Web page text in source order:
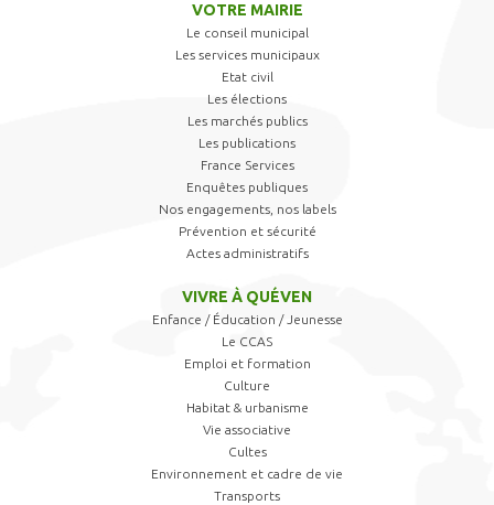
VOTRE MAIRIE
Le conseil municipal
Les services municipaux
Etat civil
Les élections
Les marchés publics
Les publications
France Services
Enquêtes publiques
Nos engagements, nos labels
Prévention et sécurité
Actes administratifs
VIVRE À QUÉVEN
Enfance / Éducation / Jeunesse
Le CCAS
Emploi et formation
Culture
Habitat & urbanisme
Vie associative
Cultes
Environnement et cadre de vie
Transports